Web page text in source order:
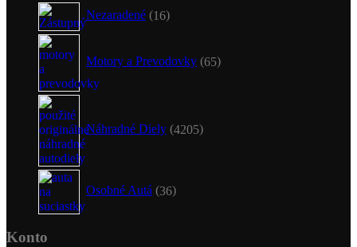
Nezaradené 16
16
produktov
Motory a Prevodovky 65
produktov
Náhradné Diely 4205
Osobné Autá 36produktov
Konto